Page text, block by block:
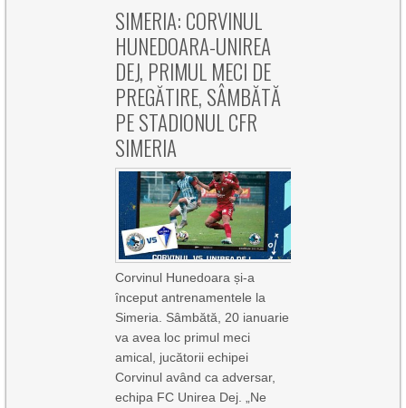
SIMERIA: CORVINUL
HUNEDOARA-UNIREA
DEJ, PRIMUL MECI DE
PREGĂTIRE, SÂMBĂTĂ
PE STADIONUL CFR
SIMERIA
Corvinul Hunedoara și-a
început antrenamentele la
Simeria. Sâmbătă, 20 ianuarie
va avea loc primul meci
amical, jucătorii echipei
Corvinul având ca adversar,
echipa FC Unirea Dej. „Ne